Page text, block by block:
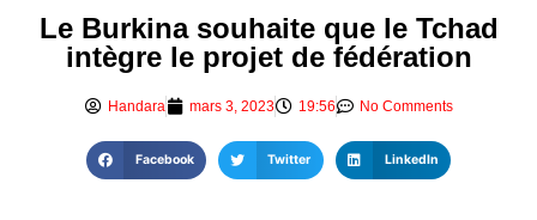
Le Burkina souhaite que le Tchad
intègre le projet de fédération
Handara mars 3, 2023 19:56 No Comments
Facebook Twitter LinkedIn